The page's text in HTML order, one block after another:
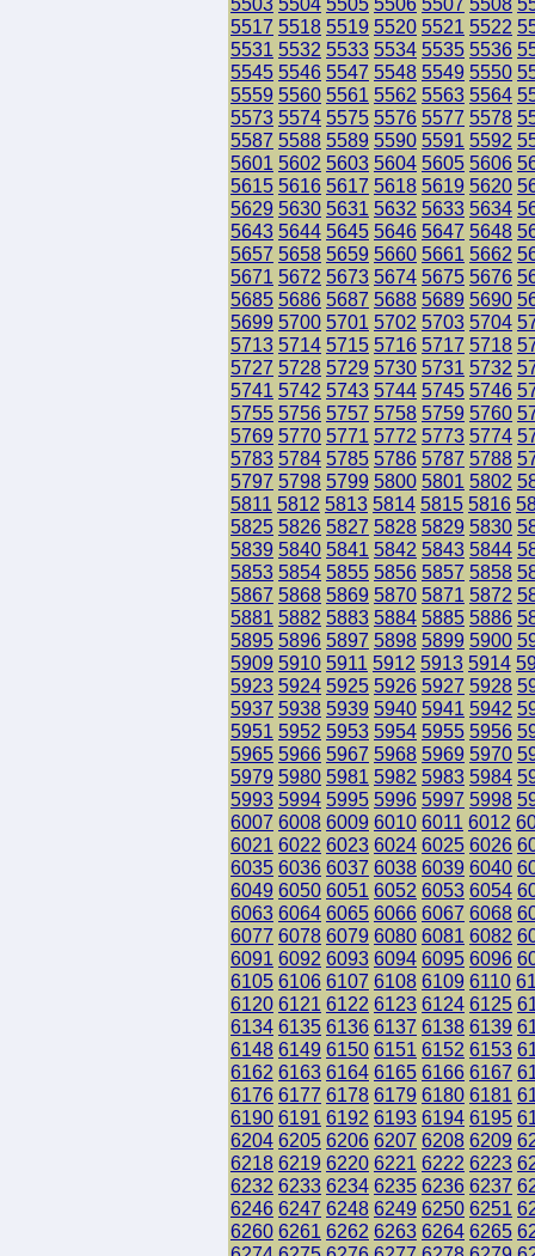
5517 5518 5519 5520 5521 5522
5531 5532 5533 5534 5535 5536
5545 5546 5547 5548 5549 5550
5559 5560 5561 5562 5563 5564
5573 5574 5575 5576 5577 5578
5587 5588 5589 5590 5591 5592
5601 5602 5603 5604 5605 5606
5615 5616 5617 5618 5619 5620
5629 5630 5631 5632 5633 5634
5643 5644 5645 5646 5647 5648
5657 5658 5659 5660 5661 5662
5671 5672 5673 5674 5675 5676
5685 5686 5687 5688 5689 5690
5699 5700 5701 5702 5703 5704
5713 5714 5715 5716 5717 5718
5727 5728 5729 5730 5731 5732
5741 5742 5743 5744 5745 5746
5755 5756 5757 5758 5759 5760
5769 5770 5771 5772 5773 5774
5783 5784 5785 5786 5787 5788
5797 5798 5799 5800 5801 5802
5811 5812 5813 5814 5815 5816
5825 5826 5827 5828 5829 5830
5839 5840 5841 5842 5843 5844
5853 5854 5855 5856 5857 5858
5867 5868 5869 5870 5871 5872
5881 5882 5883 5884 5885 5886
5895 5896 5897 5898 5899 5900
5909 5910 5911 5912 5913 5914
5923 5924 5925 5926 5927 5928
5937 5938 5939 5940 5941 5942
5951 5952 5953 5954 5955 5956
5965 5966 5967 5968 5969 5970
5979 5980 5981 5982 5983 5984
5993 5994 5995 5996 5997 5998
6007 6008 6009 6010 6011 6012
6021 6022 6023 6024 6025 6026
6035 6036 6037 6038 6039 6040
6049 6050 6051 6052 6053 6054
6063 6064 6065 6066 6067 6068
6077 6078 6079 6080 6081 6082
6091 6092 6093 6094 6095 6096
6105 6106 6107 6108 6109 6110
6120 6121 6122 6123 6124 6125
6134 6135 6136 6137 6138 6139
6148 6149 6150 6151 6152 6153
6162 6163 6164 6165 6166 6167
6176 6177 6178 6179 6180 6181
6190 6191 6192 6193 6194 6195
6204 6205 6206 6207 6208 6209
6218 6219 6220 6221 6222 6223
6232 6233 6234 6235 6236 6237
6246 6247 6248 6249 6250 6251
6260 6261 6262 6263 6264 6265